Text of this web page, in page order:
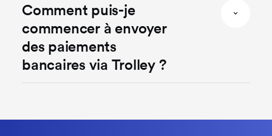
Comment puis-je
commencer à envoyer
des paiements
bancaires via Trolley ?